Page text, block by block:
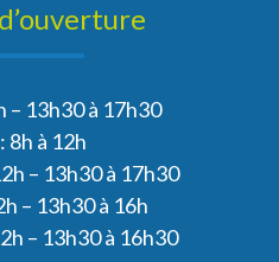
– 13h30 à 17h30
8h à 12h
– 13h30 à 17h30
– 13h30 à 16h
– 13h30 à 16h30